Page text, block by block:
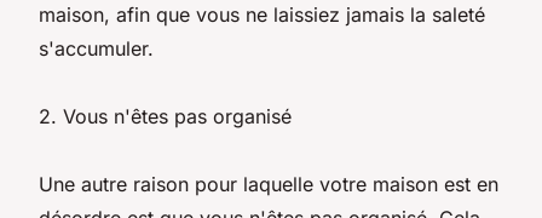
maison, afin que vous ne laissiez jamais la saleté
s'accumuler.
2. Vous n'êtes pas organisé
Une autre raison pour laquelle votre maison est en